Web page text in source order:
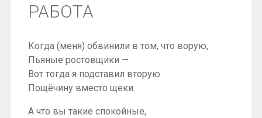
РАБОТА
Когда (меня) обвинили в том, что ворую,
Пьяные ростовщики —
Вот тогда я подставил вторую
Пощёчину вместо щеки.
А что вы такие спокойные,